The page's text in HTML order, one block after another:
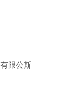
限公斯